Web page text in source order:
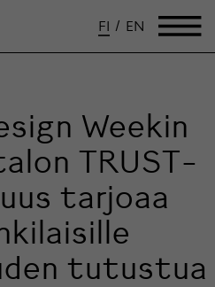
FI / EN
Weekin
TRUST-
tarjoaa
tutustua